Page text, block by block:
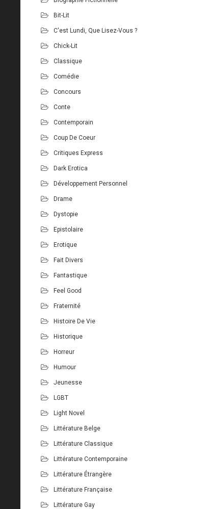
Bit-Lit
C'est Lundi, Que Lisez-Vous ?
Chick-Lit
Classique
Comédie
Concours
Conte
Contemporain
Coup De Coeur
Critiques Express
Dark Erotica
Développement Personnel
Drame
Dystopie
Epistolaire
Erotique
Fait Divers
Fantastique
Feel Good
Fraternité
Histoire De Vie
Historique
Horreur
Humour
Jeunesse
LGBT
Light Novel
Littérature Belge
Littérature Classique
Littérature Contemporaine
Littérature Étrangère
Littérature Française
Littérature Gay